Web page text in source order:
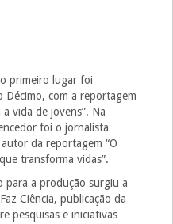
primeiro lugar foi
com a reportagem
vida de jovens”. Na
foi o jornalista
da reportagem “O
transforma vidas”.
para a produção surgiu a
Ciência, publicação da
pesquisas e iniciativas